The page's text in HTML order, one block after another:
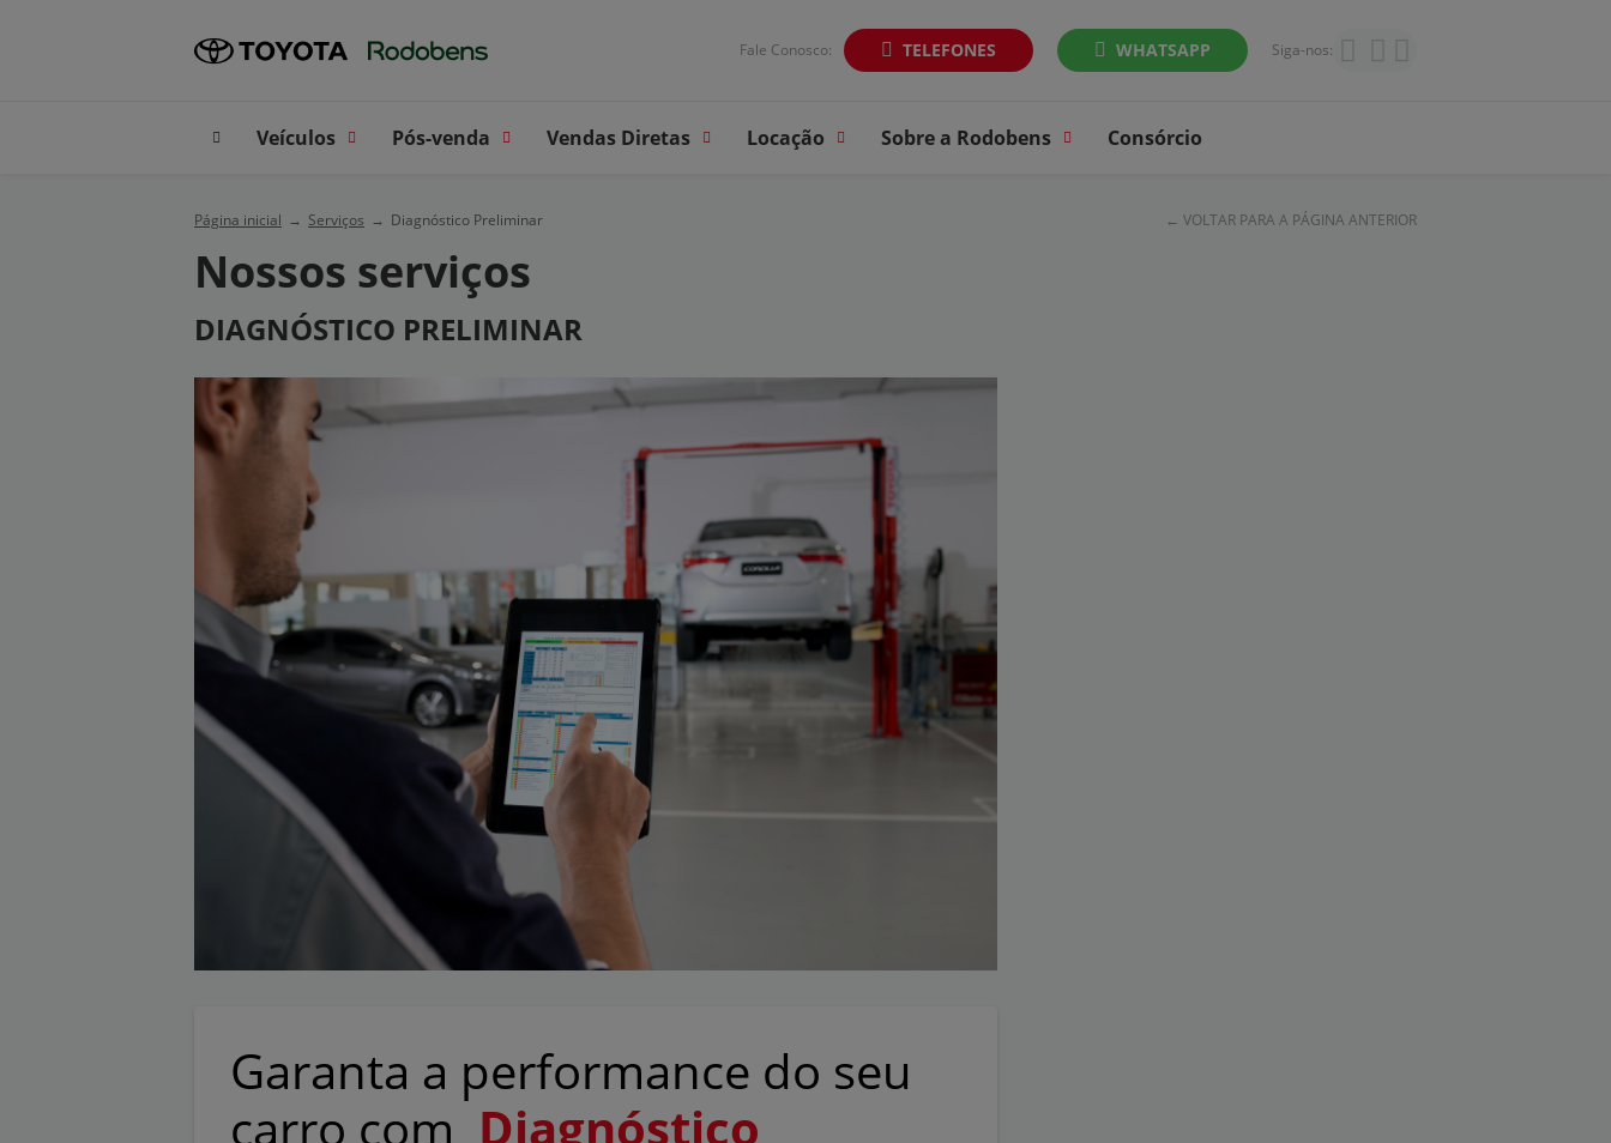
Fale Conosco: TELEFONES WHATSAPP Siga-nos:
Veículos Pós-venda Vendas Diretas Locação Sobre a Rodobens Consórcio
Página inicial Serviços Diagnóstico Preliminar ← VOLTAR PARA A PÁGINA ANTERIOR
Nossos serviços
DIAGNÓSTICO PRELIMINAR
Garanta a performance do seu
carro com Diagnóstico